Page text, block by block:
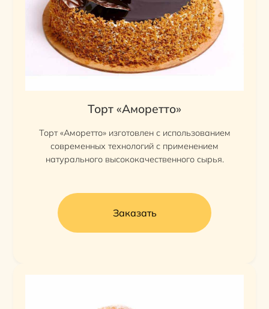
Торт «Аморетто»
Торт «Аморетто» изготовлен с использованием
современных технологий с применением
натурального высококачественного сырья.
Заказать